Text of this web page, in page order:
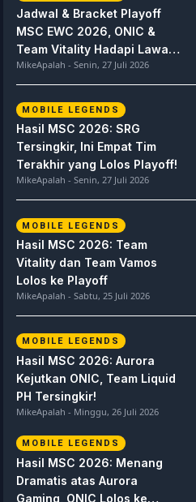
Jadwal & Bracket Playoff
MSC EWC 2026, ONIC &
Team Vitality Hadapi Lawan
Berat
MikeApalah - Senin, 27 Juli 2026
MOBILE LEGENDS
Hasil MSC 2026: SRG
Tersingkir, Ini Empat Tim
Terakhir yang Lolos Playoff!
MikeApalah - Senin, 27 Juli 2026
MOBILE LEGENDS
Hasil MSC 2026: Team
Vitality dan Team Vamos
Lolos ke Playoff
MikeApalah - Sabtu, 25 Juli 2026
MOBILE LEGENDS
Hasil MSC 2026: Aurora
Kejutkan ONIC, Team Liquid
PH Tersingkir!
MikeApalah - Minggu, 26 Juli 2026
MOBILE LEGENDS
Hasil MSC 2026: Menang
Dramatis atas Aurora
Gaming, ONIC Lolos ke